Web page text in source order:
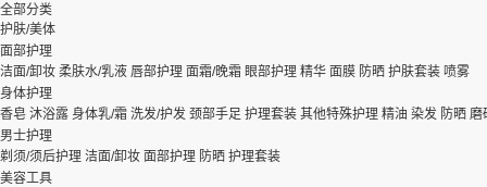
全部分类
护肤/美体
面部护理
洁面/卸妆 柔肤水/乳液 唇部护理 面霜/晚霜 眼部护理 精华 面膜 防晒 护肤套装 喷雾
身体护理
香皂 沐浴露 身体乳/霜 洗发/护发 颈部手足 护理套装 其他特殊护理 精油 染发 防晒 磨
男士护理
剃须/须后护理 洁面/卸妆 面部护理 防晒 护理套装
美容工具